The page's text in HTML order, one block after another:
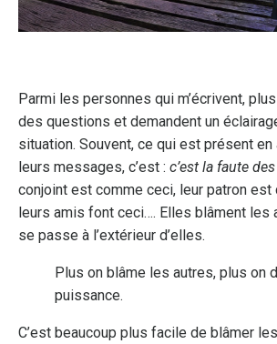
Parmi les personnes qui m’écrivent,
des questions et demandent un
situation. Souvent, ce qui est présent en
leurs messages, c’est : c’est la faute
conjoint est comme ceci, leur patron est
leurs amis font ceci…. Elles blâment les
se passe à l’extérieur d’elles.
Plus on blâme les autres, plus on
puissance.
C’est beaucoup plus facile de blâmer